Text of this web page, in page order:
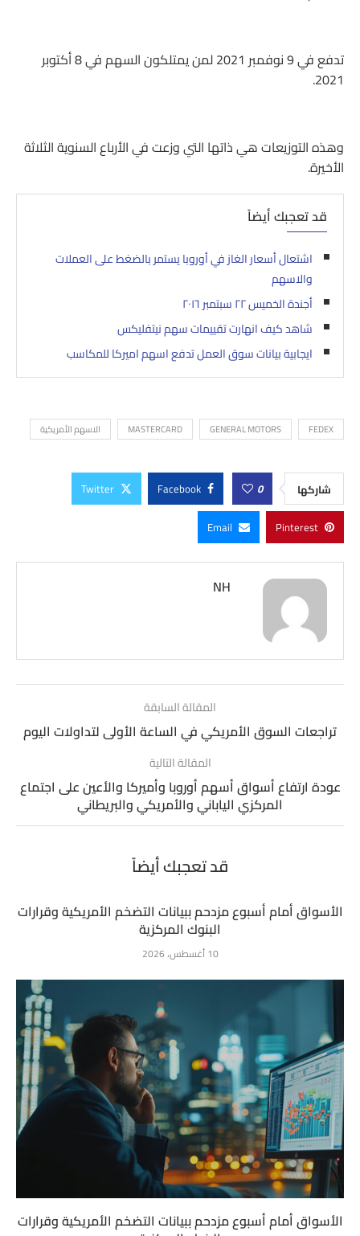
تدفع في 9 نوفمبر 2021 لمن يمتلكون السهم في 8 أكتوبر
2021.
وهذه التوزيعات هي ذاتها التي وزعت في الأرباع السنوية الثلاثة
الأخيرة.
قد تعجبك أيضاً
اشتعال أسعار الغاز في أوروبا يستمر بالضغط على العملات
والاسهم
أجندة الخميس ٢٢ سبتمبر ٢٠١٦
شاهد كيف انهارت تقييمات سهم نيتفليكس
ايجابية بيانات سوق العمل تدفع اسهم اميركا للمكاسب
FEDEX
GENERAL MOTORS
MASTERCARD الاسهم الأمريكية
شاركها 0
Facebook
Twitter
Pinterest
Email
NH
المقالة السابقة
تراجعات السوق الأمريكي في الساعة الأولى لتداولات اليوم
المقالة التالية
عودة ارتفاع أسواق أسهم أوروبا وأميركا والأعين على اجتماع
المركزي الياباني والأمريكي والبريطاني
قد تعجبك أيضاً
الأسواق أمام أسبوع مزدحم ببيانات التضخم الأمريكية وقرارات
البنوك المركزية
10 أغسطس، 2026
الأسواق أمام أسبوع مزدحم ببيانات التضخم الأمريكية وقرارات